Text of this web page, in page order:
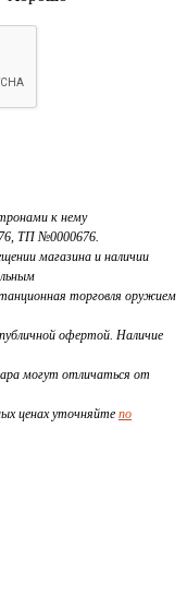
к нему
ТП №0000676.
магазина и наличии
торговля оружием
офертой. Наличие
могут отличаться от
ценах уточняйте по